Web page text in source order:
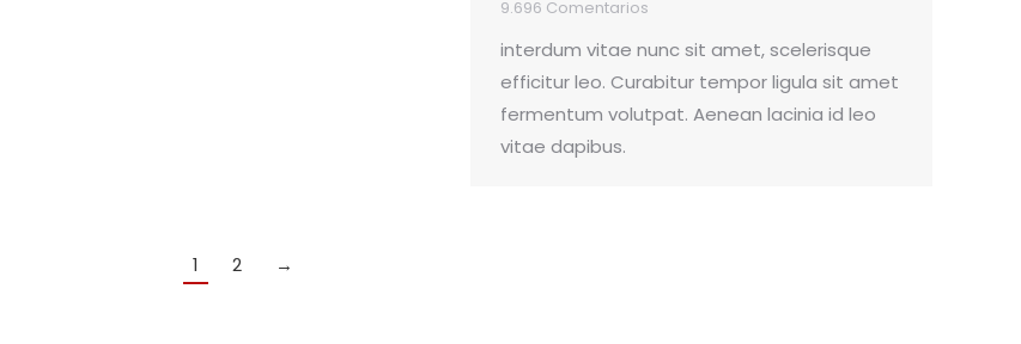
9.696 Comentarios
interdum vitae nunc sit amet, scelerisque
efficitur leo. Curabitur tempor ligula sit amet
fermentum volutpat. Aenean lacinia id leo
vitae dapibus.
1 2 →